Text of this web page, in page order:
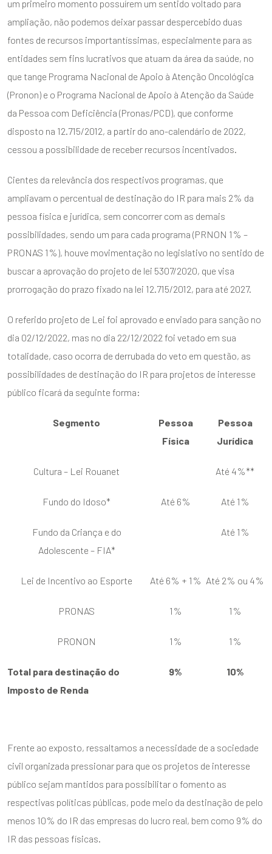
um primeiro momento possuírem um sentido voltado para
ampliação, não podemos deixar passar despercebido duas
fontes de recursos importantíssimas, especialmente para as
entidades sem fins lucrativos que atuam da área da saúde, no
que tange Programa Nacional de Apoio à Atenção Oncológica
(Pronon) e o Programa Nacional de Apoio à Atenção da Saúde
da Pessoa com Deficiência (Pronas/PCD), que conforme
disposto na 12.715/2012, a partir do ano-calendário de 2022,
cessou a possibilidade de receber recursos incentivados.
Cientes da relevância dos respectivos programas, que
ampliavam o percentual de destinação do IR para mais 2% da
pessoa física e jurídica, sem concorrer com as demais
possibilidades, sendo um para cada programa (PRNON 1% –
PRONAS 1%), houve movimentação no legislativo no sentido de
buscar a aprovação do projeto de lei 5307/2020, que visa
prorrogação do prazo fixado na lei 12.715/2012, para até 2027.
O referido projeto de Lei foi aprovado e enviado para sanção no
dia 02/12/2022, mas no dia 22/12/2022 foi vetado em sua
totalidade, caso ocorra de derrubada do veto em questão, as
possibilidades de destinação do IR para projetos de interesse
público ficará da seguinte forma:
Segmento
Pessoa
Física
Pessoa
Jurídica
Cultura – Lei Rouanet
Até 6%
Até 4%**
Fundo do Idoso* Até 1%
Fundo da Criança e do
Adolescente – FIA*
Até 1%
Lei de Incentivo ao Esporte Até 6% + 1% Até 2% ou 4%
PRONAS 1% 1%
PRONON 1% 1%
Total para destinação do
Imposto de Renda
9% 10%
Frente ao exposto, ressaltamos a necessidade de a sociedade
civil organizada pressionar para que os projetos de interesse
público sejam mantidos para possibilitar o fomento as
respectivas políticas públicas, pode meio da destinação de pelo
menos 10% do IR das empresas do lucro real, bem como 9% do
IR das pessoas físicas.
ENVIAR